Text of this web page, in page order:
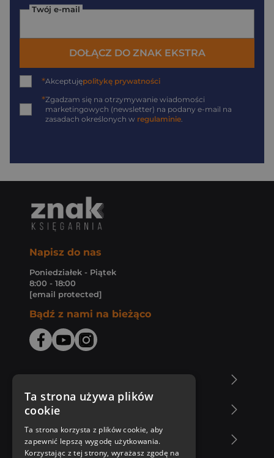
Twój e-mail
DOŁĄCZ DO ZNAK EKSTRA
*Akceptujępolitykę prywatności
*Zgadzam się na otrzymywanie wiadomości
marketingowych (newsletter) na podany e-mail na
zasadach określonych w regulaminie.
Napisz do nas
Poniedziałek - Piątek
8:00 - 18:00
[email protected]
Bądź z nami na bieżąco
Zakupy u nas
Nasza oferta
Ta strona używa plików
cookie
Ta strona korzysta z plików cookie, aby
zapewnić lepszą wygodę użytkowania.
Korzystając z tej strony, wyrażasz zgodę na